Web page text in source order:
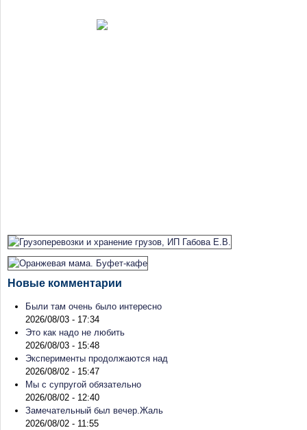
Новые комментарии
Были там очень было интересно
2026/08/03 - 17:34
Это как надо не любить
2026/08/03 - 15:48
Эксперименты продолжаются над
2026/08/02 - 15:47
Мы с супругой обязательно
2026/08/02 - 12:40
Замечательный был вечер.Жаль
2026/08/02 - 11:55